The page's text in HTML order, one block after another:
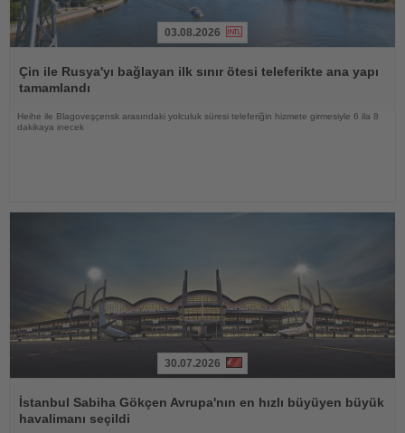
Oku
03.08.2026
Çin ile Rusya'yı bağlayan ilk sınır ötesi teleferikte ana yapı
tamamlandı
Heihe ile Blagoveşçensk arasındaki yolculuk süresi teleferiğin hizmete girmesiyle 6 ila 8
dakikaya inecek
Oku
30.07.2026
İstanbul Sabiha Gökçen Avrupa'nın en hızlı büyüyen büyük
havalimanı seçildi